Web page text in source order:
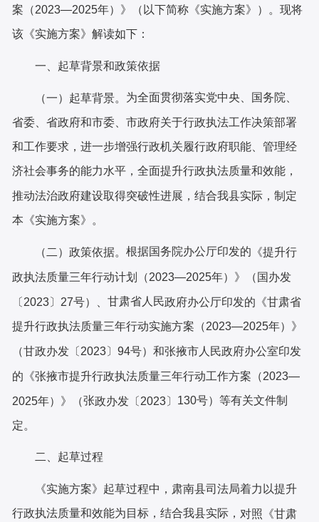
案（2023—2025年）》（以下简称《实施方案》）。现将
该《实施方案》解读如下：
一、 起草背景和政策依据
（一） 起草背景。 为全面贯彻落实党中央、国务院、
省委、省政府和市委、市政府关于行政执法工作决策部署
和工作要求，进一步增强行政机关履行政府职能、管理经
济社会事务的能力水平，全面提升行政执法质量和效能，
推动法治政府建设取得突破性进展，结合我县实际，制定
本《实施方案》 。
（ 二 ）政策依据。根据国务院办公厅印发的 《提升行
政执法质量三年行动计划（2023—2025年）》 （国办发
〔 2023〕27号）、甘肃省 人民政府办公厅印发的《甘肃省
提升行政执法质量三年行动实施方案（2023—2025年）》
（甘政办发〔 2023〕94号）和张掖市 人民政府办公室印发
的《张掖市提升行政执法质量三年行动工作方案（2023—
2025年）》（张政办发〔 2023〕 130号）等有关文件制
定。
二、起草过程
《实施方案》起草过程中， 肃南县司法局着力 以提升
行政执法质量和效能为目标，结合我县实际， 对照《甘肃